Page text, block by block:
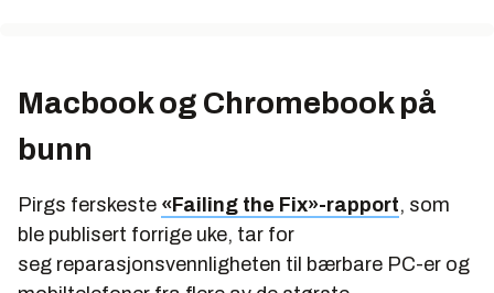
Macbook og Chromebook på
bunn
Pirgs ferskeste «Failing the Fix»-rapport, som
ble publisert forrige uke, tar for
seg reparasjonsvennligheten til bærbare PC-er og